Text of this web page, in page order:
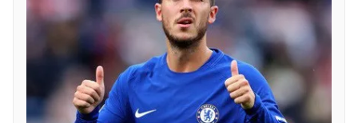
THỜI BÁO VTV